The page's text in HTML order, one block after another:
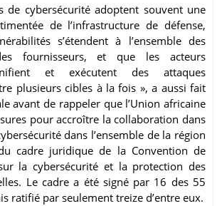
de cybersécurité adoptent souvent une
de l’infrastructure de défense,
s’étendent à l’ensemble des
fournisseurs, et que les acteurs
et exécutent des attaques
plusieurs cibles à la fois », a aussi fait
avant de rappeler que l’Union africaine
pour accroître la collaboration dans
dans l’ensemble de la région
cadre juridique de la Convention de
la cybersécurité et la protection des
Le cadre a été signé par 16 des 55
ratifié par seulement treize d’entre eux.